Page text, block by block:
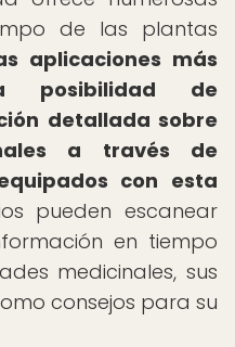
de las plantas
aplicaciones más
posibilidad de
detallada sobre
a través de
con esta
pueden escanear
en tiempo
medicinales, sus
consejos para su